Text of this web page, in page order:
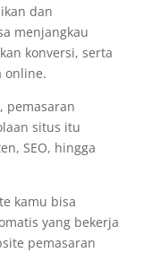
dan
menjangkau
konversi, serta
online.
pemasaran
situs itu
SEO, hingga
kamu bisa
yang bekerja
pemasaran